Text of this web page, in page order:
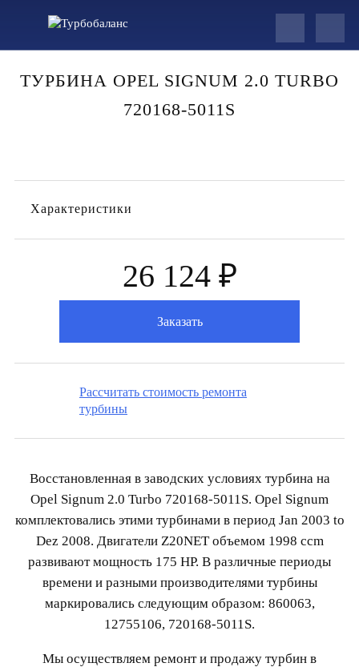
ТУРБИНА OPEL SIGNUM 2.0 TURBO
720168-5011S
Характеристики
26 124 ₽
Заказать
Рассчитать стоимость ремонта
турбины
Восстановленная в заводских условиях турбина на
Opel Signum 2.0 Turbo 720168-5011S. Opel Signum
комплектовались этими турбинами в период Jan 2003 to
Dez 2008. Двигатели Z20NET объемом 1998 ccm
развивают мощность 175 HP. В различные периоды
времени и разными производителями турбины
маркировались следующим образом: 860063,
12755106, 720168-5011S.
Мы осуществляем ремонт и продажу турбин в